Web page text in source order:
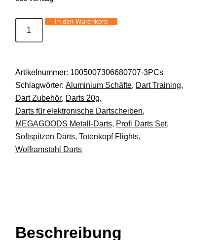
Dartpfeile
20
g
Profi
Turnier
Training
Schwarz
DE.
In den Warenkorb
Artikelnummer: 1005007306680707-3PCs
Schlagwörter: Aluminium Schäfte, Dart Training,
Dart Zubehör, Darts 20g,
Darts für elektronische Dartscheiben,
MEGAGOODS Metall-Darts, Profi Darts Set,
Softspitzen Darts, Totenkopf Flights,
Wolframstahl Darts
Beschreibung